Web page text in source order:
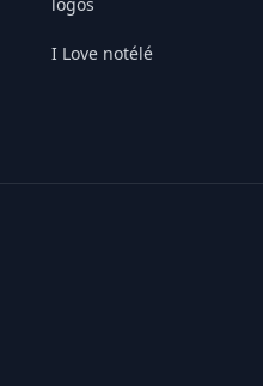
I Love notélé